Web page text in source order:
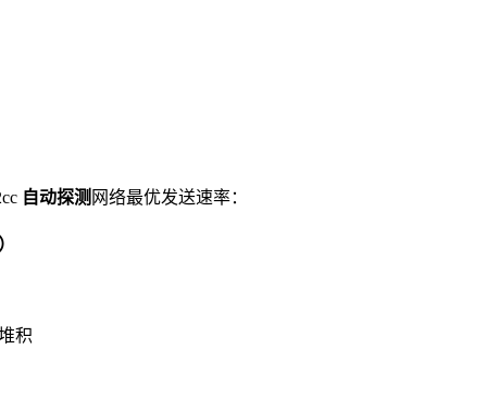
自动探测 网络最优发送速率：
积